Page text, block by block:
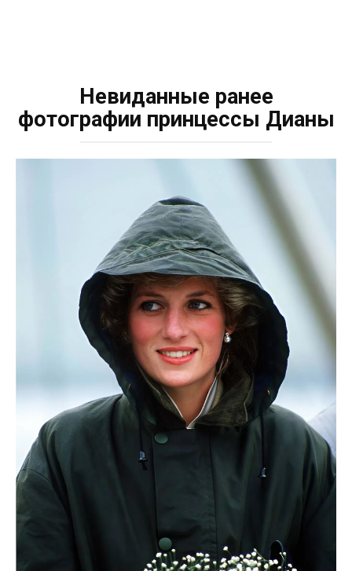
Невиданные ранее
фотографии принцессы Дианы